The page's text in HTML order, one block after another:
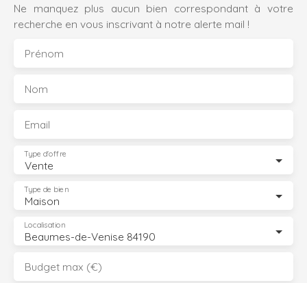
Ne manquez plus aucun bien correspondant à votre
recherche en vous inscrivant à notre alerte mail !
Prénom
Nom
Email
Vente
Type d'offre
Maison
Type de bien
Beaumes-de-Venise 84190
Localisation
Budget max (€)